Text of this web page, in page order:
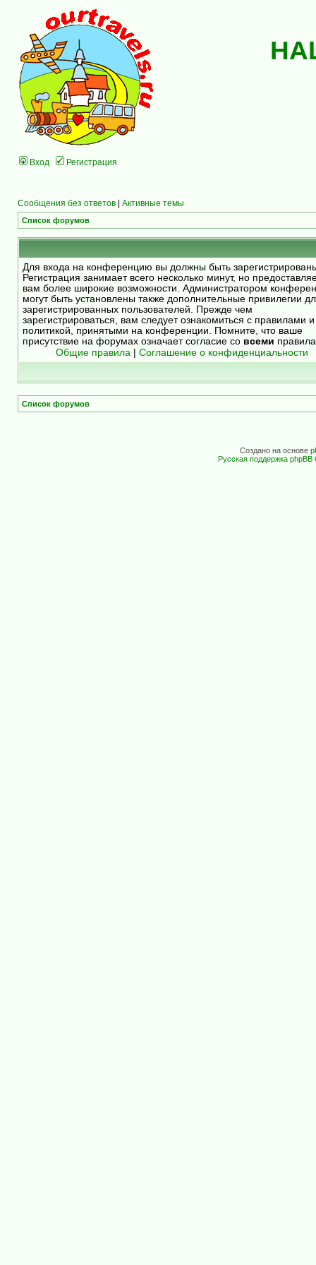
Вход Регистрация
Сообщения без ответов | Активные темы
Список форумов
Для входа на конференцию вы должны быть
Регистрация занимает всего несколько минут, но
вам более широкие возможности. Администратором
могут быть установлены также дополнительные привилегии
зарегистрированных пользователей. Прежде чем
зарегистрироваться, вам следует ознакомиться с правилами и
политикой, принятыми на конференции. Помните, что ваше
присутствие на форумах означает согласие со всеми
Общие правила
Соглашение о конфиденциальности
Список форумов
Создано на основе
Русская поддержка phpBB